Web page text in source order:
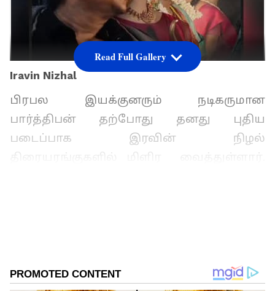
Iravin Nizhal
பிரபல இயக்குனரும் நடிகருமான
பார்த்திபன் தற்போது தனது புதிய
படைப்பாக இரவின் நிழல்
மேலும் செய்திகளுக்கு..மீடூ விவகாரம்...
Read Full Gallery